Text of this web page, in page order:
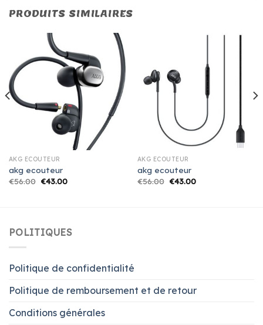
PRODUITS SIMILAIRES
AKG ECOUTEUR
akg ecouteur
€56.00 €43.00
AKG ECOUTEUR
akg ecouteur
€56.00 €43.00
POLITIQUES
Politique de confidentialité
Politique de remboursement et de retour
Conditions générales